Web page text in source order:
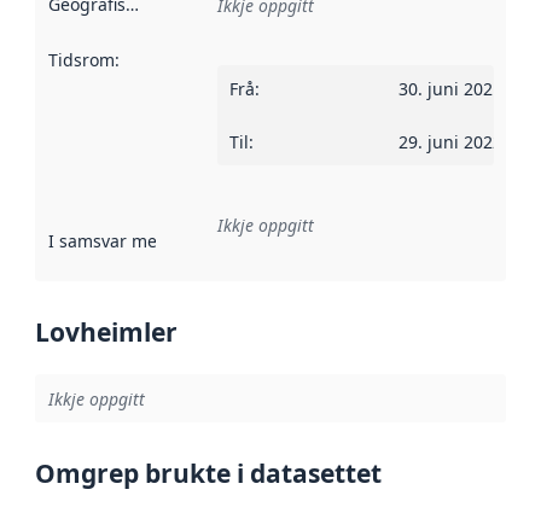
Geografisk område Ikkje oppgitt
Tidsrom:
Frå: 30. juni 2021
Til: 29. juni 2022
I samsvar med Referanse til ei implementeringsregel eller
Ikkje oppgitt
Lovheimler
Ikkje oppgitt
Omgrep brukte i datasettet